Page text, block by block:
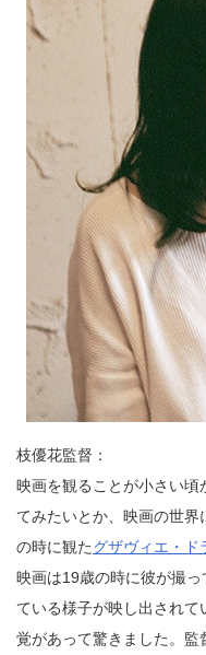
枝優花監督：
映画を観ることが小さい頃
てみたいとか、映画の世
の時に観たグザヴィエ・ド
映画は19歳の時に彼が撮
ている様子が映し出され
覚があって驚きました。監